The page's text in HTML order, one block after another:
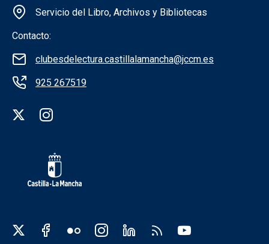
Servicio del Libro, Archivos y Bibliotecas
Contacto:
clubesdelectura.castillalamancha@jccm.es
925 267519
Redes sociales institución
Redes sociales JCCM